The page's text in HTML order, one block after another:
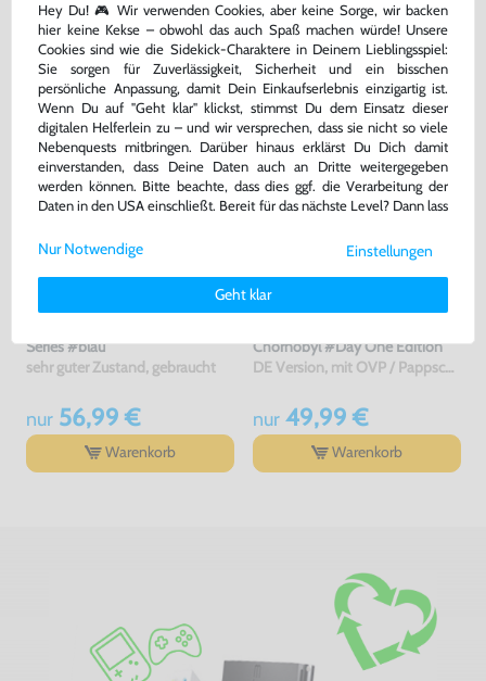
nur589,99 €
Warenkorb
nur329,99 €
Warenkorb
Series #blau
sehr guter Zustand, gebraucht
nur56,99 €
Warenkorb
Chornobyl #Day One Edition
DE Version, mit OVP / Pappschuber, gebraucht, NEUWERTIG, USK18
nur49,99 €
Warenkorb
Hey Du! 🎮 Wir verwenden Cookies, aber keine Sorge, wir backen
hier keine Kekse – obwohl das auch Spaß machen würde! Unsere
Cookies sind wie die Sidekick-Charaktere in Deinem Lieblingsspiel:
Sie sorgen für Zuverlässigkeit, Sicherheit und ein bisschen
persönliche Anpassung, damit Dein Einkaufserlebnis einzigartig ist.
Wenn Du auf "Geht klar" klickst, stimmst Du dem Einsatz dieser
digitalen Helferlein zu – und wir versprechen, dass sie nicht so viele
Nebenquests mitbringen. Darüber hinaus erklärst Du Dich damit
einverstanden, dass Deine Daten auch an Dritte weitergegeben
werden können. Bitte beachte, dass dies ggf. die Verarbeitung der
Daten in den USA einschließt. Bereit für das nächste Level? Dann lass
Weitere Informationen zu den von uns verwendeten Cookies und
Deinen Rechten als Nutzer findest Du in unsererDaten­schutz­
Impressum.
Einstellungen
Geht klar
Nur Notwendige